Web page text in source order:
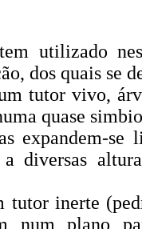
utilizado
dos quais se
tutor vivo,
quase
expandem-se
diversas
tutor inerte
num plano